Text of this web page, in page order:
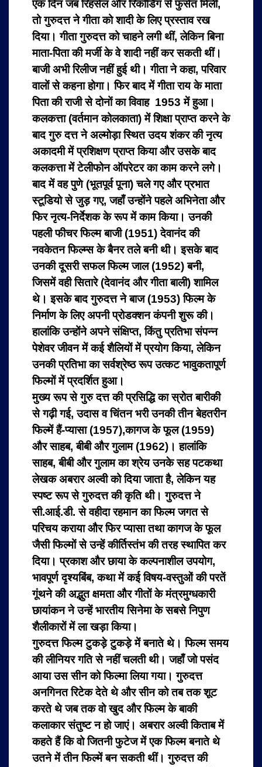
एक दिन जब रिहर्सल और रिकॉर्डिग से फुर्सत मिली,
तो गुरुदत्त ने गीता को शादी के लिए प्रस्ताव रख
दिया। गीता गुरुदत्त को चाहने लगी थीं, लेकिन बिना
माता-पिता की मर्जी के वे शादी नहीं कर सकती थीं।
बाजी अभी रिलीज नहीं हुई थी। गीता ने कहा, परिवार
वालों से कहना होगा। फिर बाद में गीता राय के माता
पिता की राजी से दोनों का विवाह 1953 में हुआ।
कलकत्ता (वर्तमान कोलकाता) में शिक्षा प्राप्त करने के
बाद गुरु दत्त ने अल्मोड़ा स्थित उदय शंकर की नृत्य
अकादमी में प्रशिक्षण प्राप्त किया और उसके बाद
कलकत्ता में टेलीफोन ऑपरेटर का काम करने लगे।
बाद में वह पुणे (भूतपूर्व पूना) चले गए और प्रभात
स्टूडियो से जुड़ गए, जहाँ उन्होंने पहले अभिनेता और
फिर नृत्य-निर्देशक के रूप में काम किया। उनकी
पहली फीचर फिल्म बाजी (1951) देवानंद की
नवकेतन फिल्म्स के बैनर तले बनी थी। इसके बाद
उनकी दूसरी सफल फिल्म जाल (1952) बनी,
जिसमें वही सितारे (देवानंद और गीता बाली) शामिल
थे। इसके बाद गुरुदत्त ने बाज (1953) फिल्म के
निर्माण के लिए अपनी प्रोडक्शन कंपनी शुरू की।
हालांकि उन्होंने अपने संक्षिप्त, किंतु प्रतिभा संपन्न
पेशेवर जीवन में कई शैलियों में प्रयोग किया, लेकिन
उनकी प्रतिभा का सर्वश्रेष्ठ रूप उत्कट भावुकतापूर्ण
फिल्मों में प्रदर्शित हुआ।
मुख्य रूप से गुरु दत्त की प्रसिद्धि का स्रोत बारीकी
से गढ़ी गई, उदास व चिंतन भरी उनकी तीन बेहतरीन
फिल्में हैं-प्यासा (1957),कागज के फूल (1959)
और साहब, बीबी और गुलाम (1962)। हालांकि
साहब, बीबी और गुलाम का श्रेय उनके सह पटकथा
लेखक अबरार अल्वी को दिया जाता है, लेकिन यह
स्पष्ट रूप से गुरुदत्त की कृति थी। गुरुदत्त ने
सी.आई.डी. से वहीदा रहमान का फिल्म जगत से
परिचय कराया और फिर प्यासा तथा कागज के फूल
जैसी फिल्मों से उन्हें कीर्तिस्तंभ की तरह स्थापित कर
दिया। प्रकाश और छाया के कल्पनाशील उपयोग,
भावपूर्ण दृश्यबिंब, कथा में कई विषय-वस्तुओं की परतें
गूंथने की अद्भुत क्षमता और गीतों के मंत्रमुग्धकारी
छायांकन ने उन्हें भारतीय सिनेमा के सबसे निपुण
शैलीकारों में ला खड़ा किया।
गुरुदत्त फिल्म टुकड़े टुकड़े में बनाते थे। फिल्म समय
की लीनियर गति से नहीं चलती थी। जहाँ जो पसंद
आया उस सीन को फिल्मा लिया गया। गुरुदत्त
अनगिनत रिटेक देते थे और सीन को तब तक शूट
करते थे जब तक वो खुद और फिल्म के बाकी
कलाकार संतुष्ट न हो जाएं। अबरार अल्वी किताब में
कहते हैं कि वो जितनी फुटेज में एक फिल्म बनाते थे
उतने में तीन फिल्में बन सकती थीं। गुरुदत्त की